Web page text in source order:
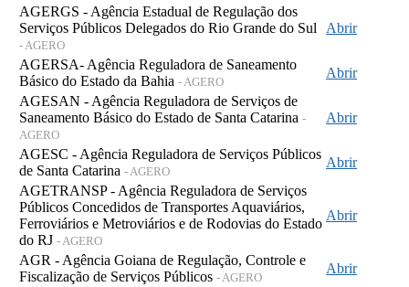
AGERGS - Agência Estadual de Regulação dos
Serviços Públicos Delegados do Rio Grande do Sul
- AGERO
Abrir
AGERSA- Agência Reguladora de Saneamento
Básico do Estado da Bahia - AGERO
Abrir
AGESAN - Agência Reguladora de Serviços de
Saneamento Básico do Estado de Santa Catarina -
AGERO
Abrir
AGESC - Agência Reguladora de Serviços Públicos
de Santa Catarina - AGERO
Abrir
AGETRANSP - Agência Reguladora de Serviços
Públicos Concedidos de Transportes Aquaviários,
Ferroviários e Metroviários e de Rodovias do Estado
do RJ - AGERO
Abrir
AGR - Agência Goiana de Regulação, Controle e
Fiscalização de Serviços Públicos - AGERO
Abrir